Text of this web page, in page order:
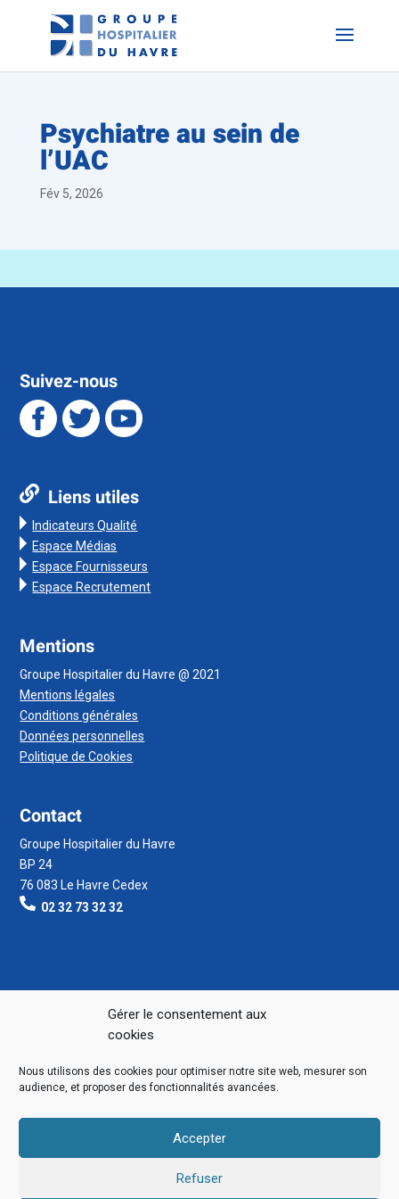
Gérer le consentement aux
cookies
Nous utilisons des cookies pour optimiser notre site web, mesurer son
audience, et proposer des fonctionnalités avancées.
Accepter
Refuser
Psychiatre au sein de
l’UAC
Fév 5, 2026
Suivez-nous
Liens utiles
Indicateurs Qualité
Espace Médias
Espace Fournisseurs
Espace Recrutement
Mentions
Groupe Hospitalier du Havre @ 2021
Mentions légales
Conditions générales
Données personnelles
Politique de Cookies
Contact
Groupe Hospitalier du Havre
BP 24
76 083 Le Havre Cedex
02 32 73 32 32